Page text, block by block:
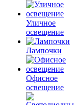
Уличное
освещение
Лампочки
Офисное
освещение